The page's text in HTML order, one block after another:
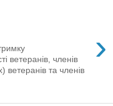
›
ветеранів, членів
ветеранів та членів